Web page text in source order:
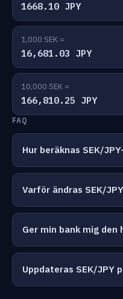
1668.10 JPY
1,000 SEK =
16,681.03 JPY
10,000 SEK =
166,810.25 JPY
FAQ
Hur beräknas SEK/
Varför ändras SEK/
Ger min bank mig den
Uppdateras SEK/JPY